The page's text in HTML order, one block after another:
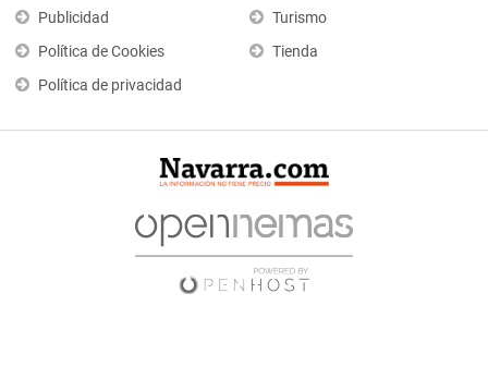
Publicidad
Política de Cookies
Política de privacidad
Turismo
Tienda